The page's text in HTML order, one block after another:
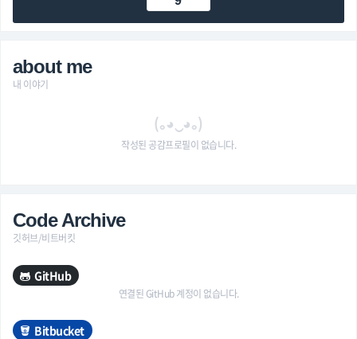
about me
내 이야기
(｡◕‿◕｡)
작성된 공감프로필이 없습니다.
Code Archive
깃허브/비트버킷
GitHub
연결된 GitHub 계정이 없습니다.
Bitbucket